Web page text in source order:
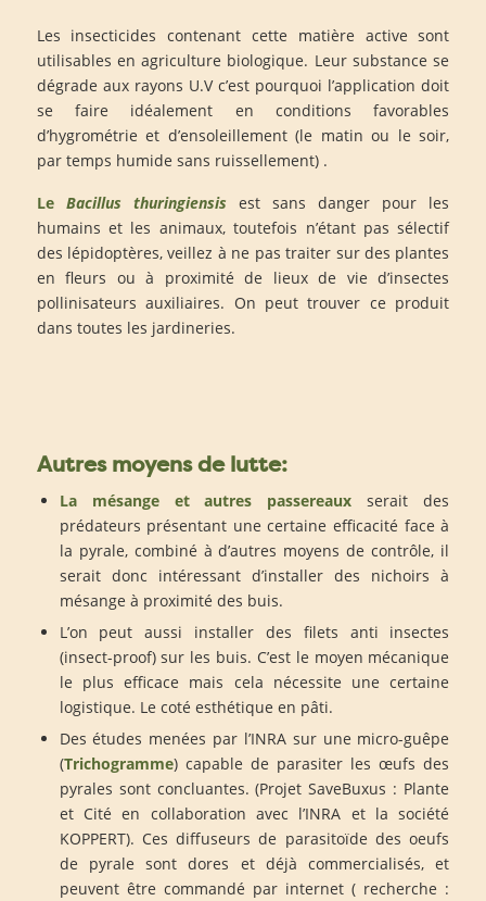
Les insecticides contenant cette matière active sont
utilisables en agriculture biologique. Leur substance se
dégrade aux rayons U.V c’est pourquoi l’application doit
se faire idéalement en conditions favorables
d’hygrométrie et d’ensoleillement (le matin ou le soir,
par temps humide sans ruissellement) .
Le Bacillus thuringiensis est sans danger pour les
humains et les animaux, toutefois n’étant pas sélectif
des lépidoptères, veillez à ne pas traiter sur des plantes
en fleurs ou à proximité de lieux de vie d’insectes
pollinisateurs auxiliaires. On peut trouver ce produit
dans toutes les jardineries.
Autres moyens de lutte:
La mésange et autres passereaux serait des
prédateurs présentant une certaine efficacité face à
la pyrale, combiné à d’autres moyens de contrôle, il
serait donc intéressant d’installer des nichoirs à
mésange à proximité des buis.
L’on peut aussi installer des filets anti insectes
(insect-proof) sur les buis. C’est le moyen mécanique
le plus efficace mais cela nécessite une certaine
logistique. Le coté esthétique en pâti.
Des études menées par l’INRA sur une micro-guêpe
(Trichogramme) capable de parasiter les œufs des
pyrales sont concluantes. (Projet SaveBuxus : Plante
et Cité en collaboration avec l’INRA et la société
KOPPERT). Ces diffuseurs de parasitoïde des oeufs
de pyrale sont dores et déjà commercialisés, et
peuvent être commandé par internet ( recherche :